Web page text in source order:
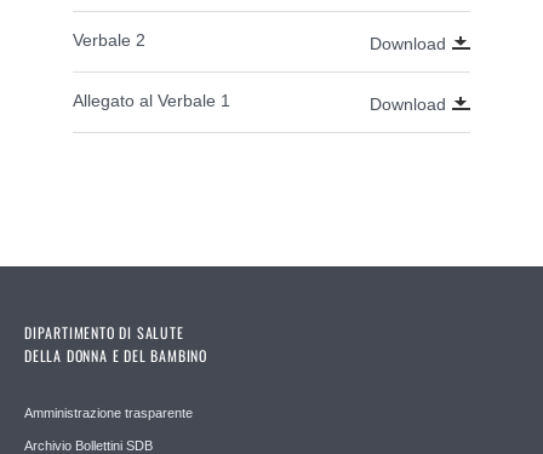
Verbale 2 Download
Allegato al Verbale 1 Download
DIPARTIMENTO DI SALUTE
DELLA DONNA E DEL BAMBINO
Amministrazione trasparente
Archivio Bollettini SDB